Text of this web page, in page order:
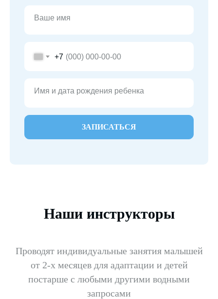
Ваше имя
+7
Имя и дата рождения ребенка
ЗАПИСАТЬСЯ
Наши инструкторы
Проводят индивидуальные занятия малышей
от 2-х месяцев для адаптации и детей
постарше с любыми другими водными
запросами